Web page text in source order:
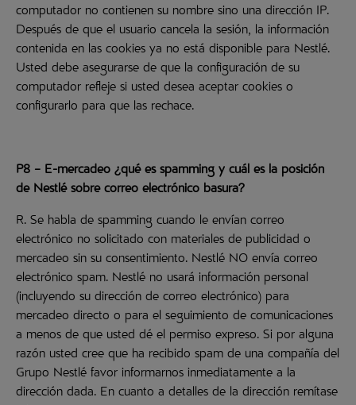
computador no contienen su nombre sino una dirección IP.
Después de que el usuario cancela la sesión, la información
contenida en las cookies ya no está disponible para Nestlé.
Usted debe asegurarse de que la configuración de su
computador refleje si usted desea aceptar cookies o
configurarlo para que las rechace.
P8 – E-mercadeo ¿qué es spamming y cuál es la posición
de Nestlé sobre correo electrónico basura?
R. Se habla de spamming cuando le envían correo
electrónico no solicitado con materiales de publicidad o
mercadeo sin su consentimiento. Nestlé NO envía correo
electrónico spam. Nestlé no usará información personal
(incluyendo su dirección de correo electrónico) para
mercadeo directo o para el seguimiento de comunicaciones
a menos de que usted dé el permiso expreso. Si por alguna
razón usted cree que ha recibido spam de una compañía del
Grupo Nestlé favor informarnos inmediatamente a la
dirección dada. En cuanto a detalles de la dirección remítase